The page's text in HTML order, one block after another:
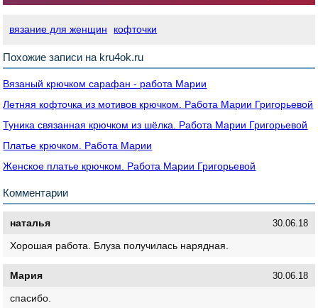
вязание для женщин кофточки
Похожие записи на kru4ok.ru
Вязаный крючком сарафан - работа Марии
Летняя кофточка из мотивов крючком. Работа Марии Григорьевой
Туника связанная крючком из шёлка. Работа Марии Григорьевой
Платье крючком. Работа Марии
Женское платье крючком. Работа Марии Григорьевой
Комментарии
наталья 30.06.18
Хорошая работа. Блуза получилась нарядная.
Мария 30.06.18
спасибо.